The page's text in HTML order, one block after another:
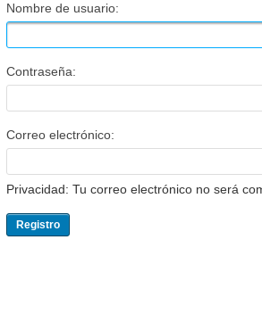
Nombre de usuario:
Contraseña:
Correo electrónico:
Privacidad: Tu correo electrónico no será